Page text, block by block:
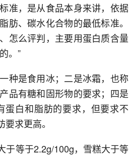
准，是从食品本身来讲，依据
肪、碳水化合物的最低标准。
怎么评判，主要用蛋白质含量
。”
种是食用冰；二是冰霜，也称
品有糖和固形物的要求；四是
蛋白和脂肪的要求，但要求不
求更高。
于等于2.2g/100g，雪糕大于等